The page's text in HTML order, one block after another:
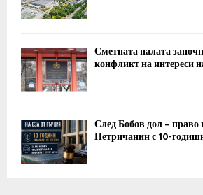
Сметната палата
конфликт на интереси
След Бобов дол – право
Петричанин с 10-